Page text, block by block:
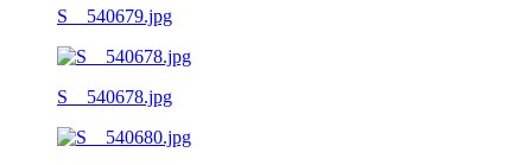
S__540679.jpg
S__540678.jpg